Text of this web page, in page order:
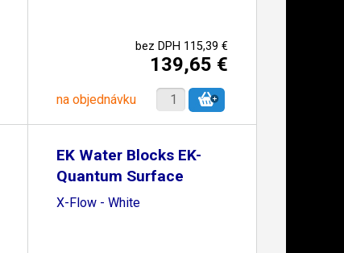
bez DPH 115,39 €
139,65 €
na objednávku
EK Water Blocks EK-
Quantum Surface
P420M
X-Flow - White